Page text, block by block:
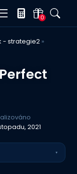
0
- strategie2 »
2021
▼